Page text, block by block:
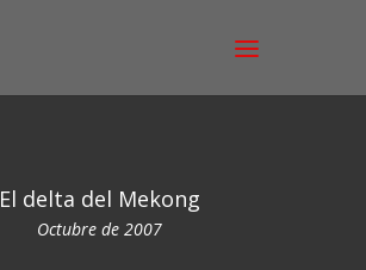
El delta del Mekong
Octubre de 2007